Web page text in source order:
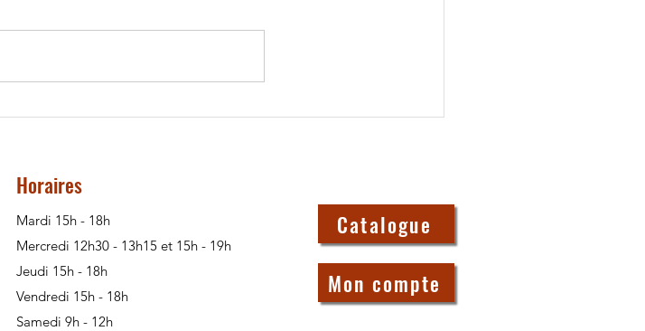
Horaires
Mardi 15h - 18h
Mercredi 12h30 - 13h15 et 15h - 19h
Jeudi 15h - 18h
Vendredi 15h - 18h
Samedi 9h - 12h
Catalogue
Mon compte